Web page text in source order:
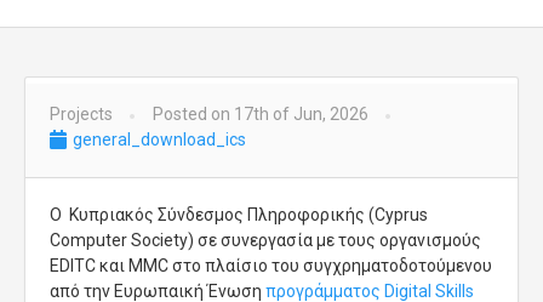
Projects
Posted on 17th of Jun, 2026
general_download_ics
Ο Κυπριακός Σύνδεσμος Πληροφορικής (Cyprus
Computer Society) σε συνεργασία με τoυς οργανισμούς
EDITC και ΜΜC στο πλαίσιο του συγχρηματοδοτούμενου
από την Ευρωπαική Ένωση προγράμματος Digital Skills